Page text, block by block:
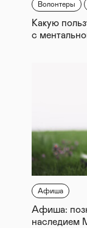
Волонтеры
Какую
с
Афиша
Афиша:
наследием